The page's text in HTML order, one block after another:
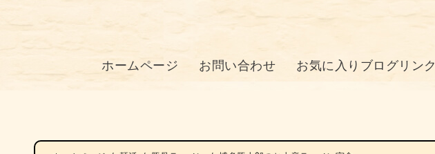
ホームページ お問い合わせ お気に入りブログリンク